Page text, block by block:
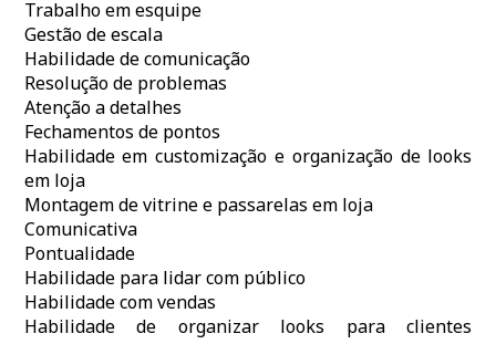
Trabalho em esquipe
Gestão de escala
Habilidade de comunicação
Resolução de problemas
Atenção a detalhes
Fechamentos de pontos
Habilidade em customização e organização de looks
em loja
Montagem de vitrine e passarelas em loja
Comunicativa
Pontualidade
Habilidade para lidar com público
Habilidade com vendas
Habilidade de organizar looks para clientes